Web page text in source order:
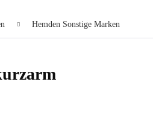
Hemden Sonstige Marken